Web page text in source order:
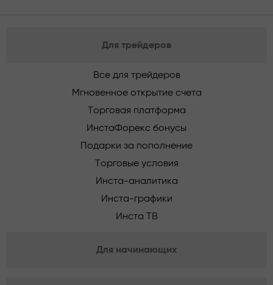
Для трейдеров
Все для трейдеров
Мгновенное открытие счета
Торговая платформа
ИнстаФорекс бонусы
Подарки за пополнение
Торговые условия
Инста-аналитика
Инста-графики
Инста ТВ
Для начинающих